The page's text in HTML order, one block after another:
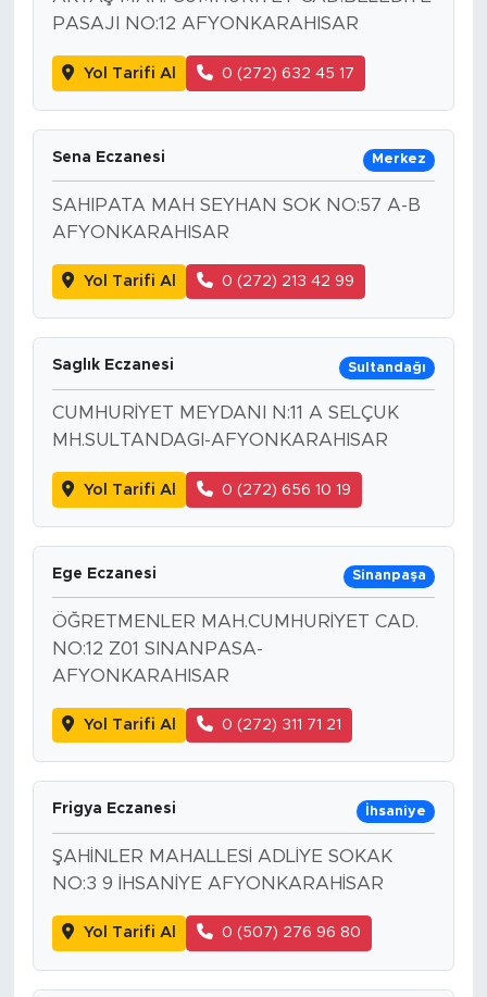
PASAJI NO:12 AFYONKARAHISAR
Yol Tarifi Al 0 (272) 632 45 17
Sena Eczanesi Merkez
SAHIPATA MAH SEYHAN SOK NO:57 A-B
AFYONKARAHISAR
Yol Tarifi Al 0 (272) 213 42 99
Saglık Eczanesi Sultandağı
CUMHURİYET MEYDANI N:11 A SELÇUK
MH.SULTANDAGI-AFYONKARAHISAR
Yol Tarifi Al 0 (272) 656 10 19
Ege Eczanesi Sinanpaşa
ÖĞRETMENLER MAH.CUMHURİYET CAD.
NO:12 Z01 SINANPASA-
AFYONKARAHISAR
Yol Tarifi Al 0 (272) 311 71 21
Frigya Eczanesi İhsaniye
ŞAHİNLER MAHALLESİ ADLİYE SOKAK
NO:3 9 İHSANİYE AFYONKARAHİSAR
Yol Tarifi Al 0 (507) 276 96 80